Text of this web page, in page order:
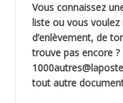
Vous connaissez
liste ou vous
d’enlèvement, de
trouve pas encore ?
tout autre